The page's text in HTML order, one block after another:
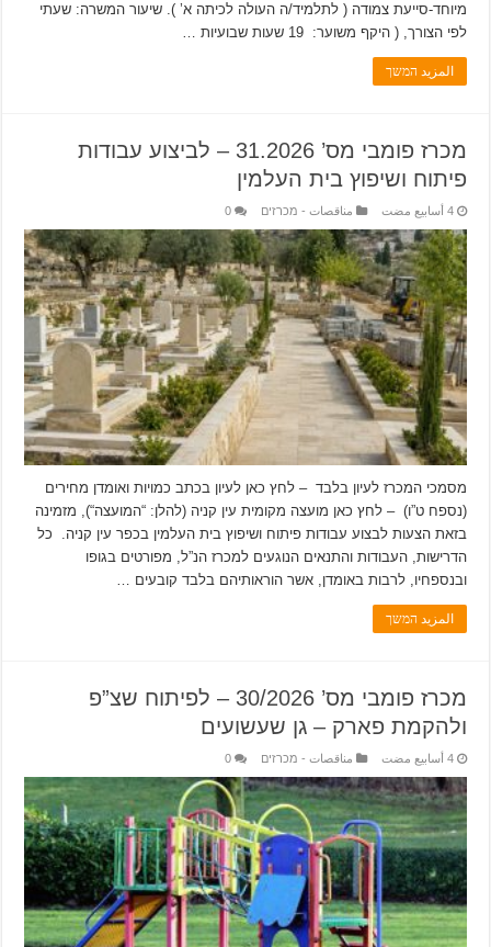
מיוחד-סייעת צמודה ( לתלמיד/ה העולה לכיתה א’ ). שיעור המשרה: שעתי
לפי הצורך, ( היקף משוער: 19 שעות שבועיות …
المزيد המשך
מכרז פומבי מס’ 31.2026 – לביצוע עבודות
פיתוח ושיפוץ בית העלמין
‏4 أسابيع مضت مناقصات - מכרזים 0
מסמכי המכרז לעיון בלבד – לחץ כאן לעיון בכתב כמויות ואומדן מחירים
(נספח ט”ו) – לחץ כאן מועצה מקומית עין קניה (להלן: “המועצה“), מזמינה
בזאת הצעות לבצוע עבודות פיתוח ושיפוץ בית העלמין בכפר עין קניה. כל
הדרישות, העבודות והתנאים הנוגעים למכרז הנ”ל, מפורטים בגופו
ובנספחיו, לרבות באומדן, אשר הוראותיהם בלבד קובעים …
المزيد המשך
מכרז פומבי מס’ 30/2026 – לפיתוח שצ”פ
ולהקמת פארק – גן שעשועים
‏4 أسابيع مضت مناقصات - מכרזים 0